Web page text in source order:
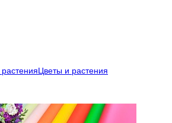
Цветы и растения